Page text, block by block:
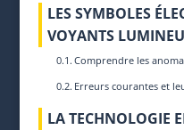
LES SYMBOLES
VOYANTS
Comprendre les
Erreurs courantes et
LA TECHNOLOGIE